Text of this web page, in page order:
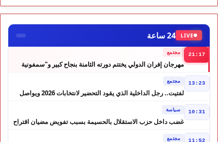
LIVE 24 ساعة
21:17 مجتمع
مهرجان إفران الدولي يختتم دورته الثامنة بنجاح كبير و"سمفونية
13:23 مجتمع
لفتيت.. رجل الداخلية الذي يقود التحضير لانتخابات 2026 ويواصل
10:31 سياسة
غضب داخل حزب الاستقلال بالحسيمة بسبب تفويض مضيان اقتراح
11:52 مجتمع